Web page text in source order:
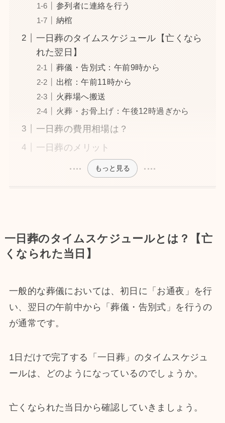
参列者に連絡を行う
納棺
一日葬のタイムスケジュール【亡くなら
れた翌日】
葬儀・告別式：午前9時から
出棺：午前11時から
火葬場へ搬送
火葬・お骨上げ：午後12時過ぎから
一日葬の費用相場は？
一日葬のメリット
もっと見る
一日葬のタイムスケジュールとは？【亡
くなられた当日】
一般的な葬儀においては、初日に「お通夜」を行
い、翌日の午前中から「葬儀・告別式」を行うの
が通常です。
1日だけで完了する「一日葬」のタイムスケジュ
ールは、どのようになっているのでしょうか。
亡くなられた当日から確認していきましょう。